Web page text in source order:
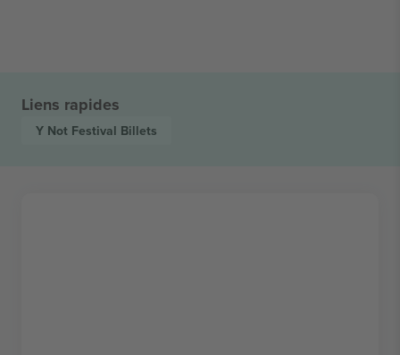
Liens rapides
Y Not Festival Billets